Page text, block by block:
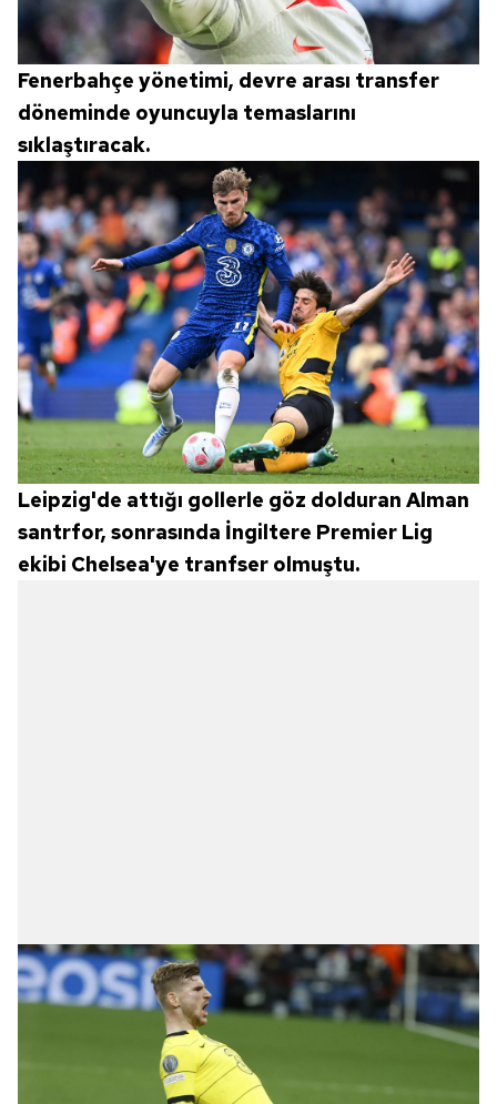
Fenerbahçe yönetimi, devre arası transfer
döneminde oyuncuyla temaslarını
sıklaştıracak.
Leipzig'de attığı gollerle göz dolduran Alman
santrfor, sonrasında İngiltere Premier Lig
ekibi Chelsea'ye tranfser olmuştu.